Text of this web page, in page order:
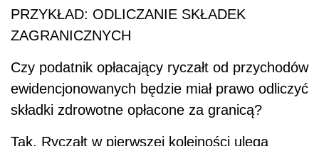
PRZYKŁAD: ODLICZANIE SKŁADEK
ZAGRANICZNYCH
Czy podatnik opłacający ryczałt od przychodów
ewidencjonowanych będzie miał prawo odliczyć
składki zdrowotne opłacone za granicą?
Tak. Ryczałt w pierwszej kolejności ulega